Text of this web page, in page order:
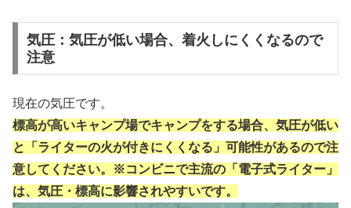
気圧：気圧が低い場合、着火しにくくなるので
注意
現在の気圧です。
標高が高いキャンプ場でキャンプをする場合、気圧が低い
と「ライターの火が付きにくくなる」可能性があるので注
意してください。※コンビニで主流の「電子式ライター」
は、気圧・標高に影響されやすいです。